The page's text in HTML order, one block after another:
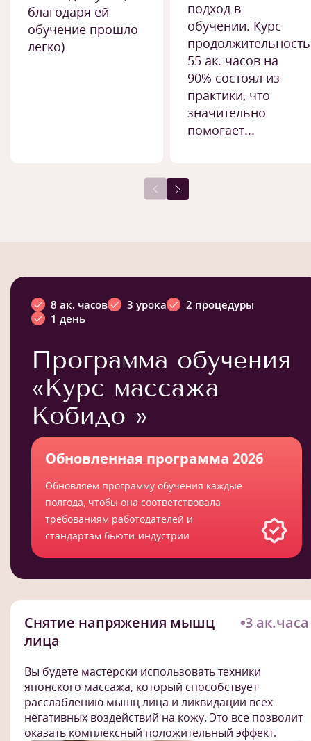
благодаря ей
обучение прошло
легко)
подход в
обучении. Курс
55 ак. часов на
90% состоял из
практики, что
значительно
помогает...
8 ак. часов 3 урока
2 процедуры
1 день
Программа обучения
«Курс массажа
Кобидо »
Обновленная программа 2026
Обновляем программу обучения каждые
полгода, чтобы она соответствовала
требованиям работодателей и
стандартам бьюти-индустрии
Снятие напряжения мышц
лица
3 ак.часа
Вы будете мастерски использовать техники
японского массажа, который способствует
расслаблению мышц лица и ликвидации всех
негативных воздействий на кожу. Это все позволит
оказать комплексный положительный эффект.